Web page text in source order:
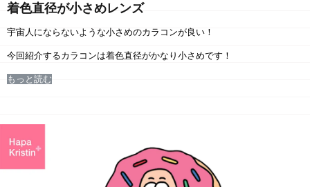
着色直径が小さめレンズ
宇宙人にならないような小さめのカラコンが良い！
今回紹介するカラコンは着色直径がかなり小さめです！
もっと読む